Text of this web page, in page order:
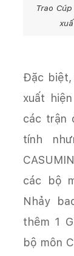
Trao
Đặc biệt,
xuất
các trận
tính
các bộ
Nhảy
thêm 1
bộ môn